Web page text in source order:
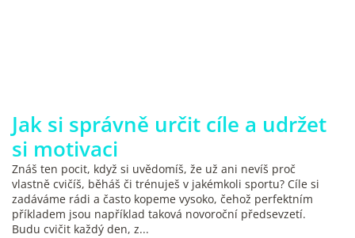
Jak si správně určit cíle a udržet
si motivaci
Znáš ten pocit, když si uvědomíš, že už ani nevíš proč
vlastně cvičíš, běháš či trénuješ v jakémkoli sportu? Cíle si
zadáváme rádi a často kopeme vysoko, čehož perfektním
příkladem jsou například taková novoroční předsevzetí.
Budu cvičit každý den, z...